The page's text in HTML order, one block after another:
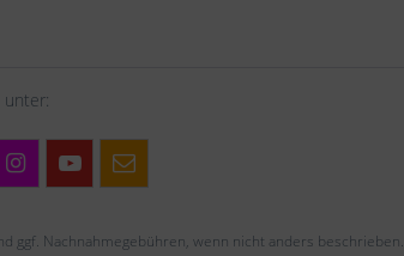
unter:
ggf. Nachnahmegebühren, wenn nicht anders beschrieben.